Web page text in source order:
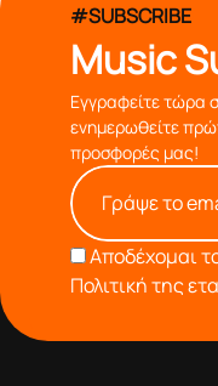
#SUBSCRIBE
Music
Εγγραφείτε τώρα
ενημερωθείτε
προσφορές μας!
Αποδέχομαι
Πολιτική της